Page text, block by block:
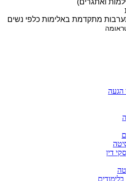
מתקדמת באלימות כלפי נשים
הגעה
דין